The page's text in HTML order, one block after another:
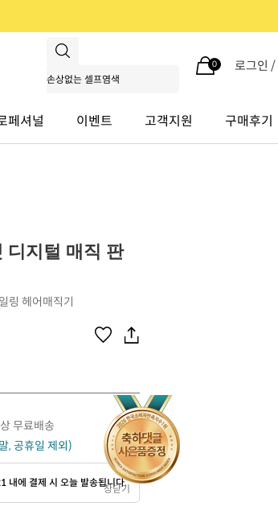
0 로그인 /
페셔널 이벤트 고객지원 구매후기
창닫기
디지털 매직 판
링 헤어매직기
무료배송
, 공휴일 제외)
내에 결제 시 오늘 발송됩니다.